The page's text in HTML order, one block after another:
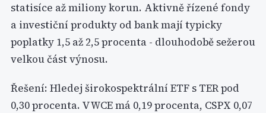
statisíce až miliony korun. Aktivně řízené fondy
a investiční produkty od bank mají typicky
poplatky 1,5 až 2,5 procenta - dlouhodobě sežerou
velkou část výnosu.
Řešení: Hledej širokospektrální ETF s TER pod
0,30 procenta. VWCE má 0,19 procenta, CSPX 0,07